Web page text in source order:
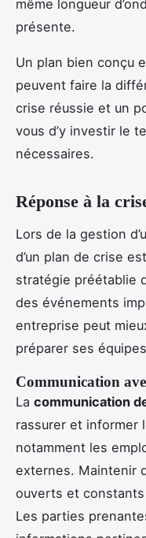
même longueur
présente.
Un plan bien conçu
peuvent faire la
crise réussie et un
vous d’y investir le
nécessaires.
Réponse à la
Lors de la gestion
d’un plan de crise
stratégie préétablie
des événements
entreprise peut
préparer ses
Communication
La communication
rassurer et informer
notamment les
externes. Maintenir
ouverts et
Les parties